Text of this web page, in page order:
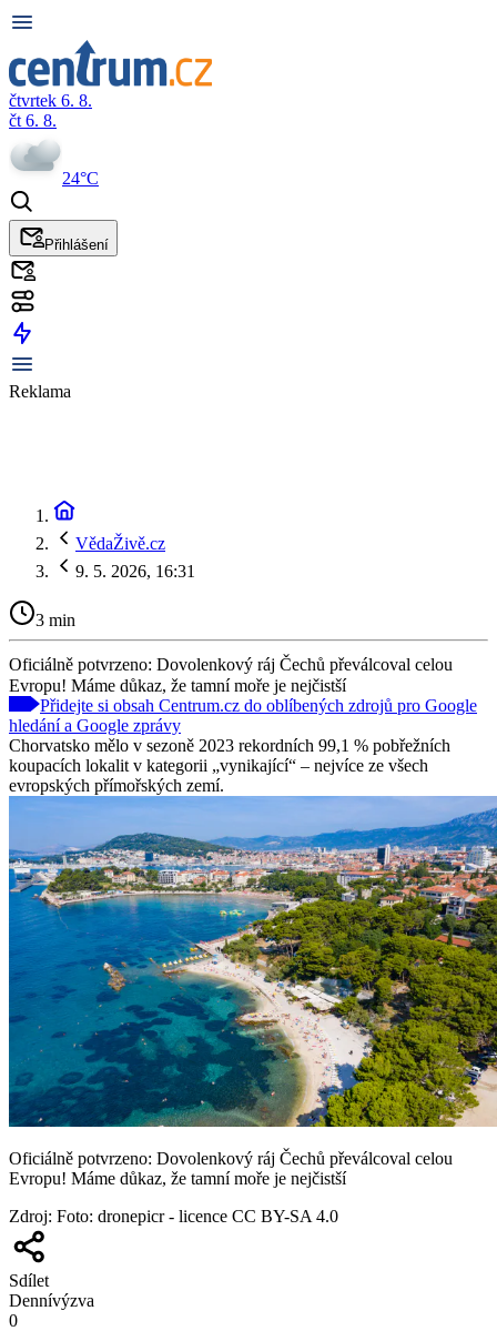
čtvrtek 6. 8.
čt 6. 8.
24°C
Přihlášení
Reklama
VědaŽivě.cz
9. 5. 2026, 16:31
3 min
Oficiálně potvrzeno: Dovolenkový ráj Čechů převálcoval celou
Evropu! Máme důkaz, že tamní moře je nejčistší
Přidejte si obsah Centrum.cz do oblíbených zdrojů pro Google
hledání a Google zprávy
Chorvatsko mělo v sezoně 2023 rekordních 99,1 % pobřežních
koupacích lokalit v kategorii „vynikající“ – nejvíce ze všech
evropských přímořských zemí.
Oficiálně potvrzeno: Dovolenkový ráj Čechů převálcoval celou
Evropu! Máme důkaz, že tamní moře je nejčistší
Zdroj: Foto: dronepicr - licence CC BY-SA 4.0
Sdílet
Dennívýzva
0